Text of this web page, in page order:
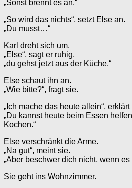
„Sonst brennt es an.“
„So wird das nichts“, setzt Else an.
„Du musst…“
Karl dreht sich um.
„Else“, sagt er ruhig,
„du gehst jetzt aus der Küche.“
Else schaut ihn an.
„Wie bitte?“, fragt sie.
„Ich mache das heute allein“, erklärt
„Du kannst heute beim Essen
Kochen.“
Else verschränkt die Arme.
„Na gut“, meint sie.
„Aber beschwer dich nicht, wenn es
Sie geht ins Wohnzimmer.